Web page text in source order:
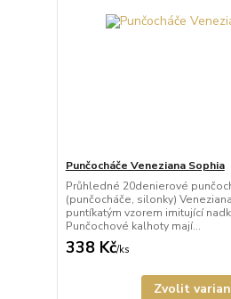
Punčocháče Veneziana Sophia
Průhledné 20denierové
(punčocháče, silonky)
puntíkatým vzorem imitující
Punčochové kalhoty mají...
338 Kč/ks
Zvolit